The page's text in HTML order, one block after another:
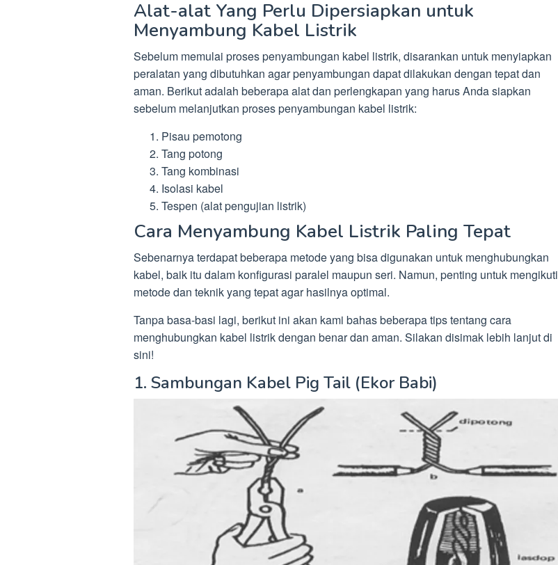
Alat-alat Yang Perlu Dipersiapkan untuk
Menyambung Kabel Listrik
Sebelum memulai proses penyambungan kabel listrik, disarankan untuk menyiapkan
peralatan yang dibutuhkan agar penyambungan dapat dilakukan dengan tepat dan
aman. Berikut adalah beberapa alat dan perlengkapan yang harus Anda siapkan
sebelum melanjutkan proses penyambungan kabel listrik:
Pisau pemotong
Tang potong
Tang kombinasi
Isolasi kabel
Tespen (alat pengujian listrik)
Cara Menyambung Kabel Listrik Paling Tepat
Sebenarnya terdapat beberapa metode yang bisa digunakan untuk menghubungkan
kabel, baik itu dalam konfigurasi paralel maupun seri. Namun, penting untuk mengikuti
metode dan teknik yang tepat agar hasilnya optimal.
Tanpa basa-basi lagi, berikut ini akan kami bahas beberapa tips tentang cara
menghubungkan kabel listrik dengan benar dan aman. Silakan disimak lebih lanjut di
sini!
1. Sambungan Kabel Pig Tail (Ekor Babi)